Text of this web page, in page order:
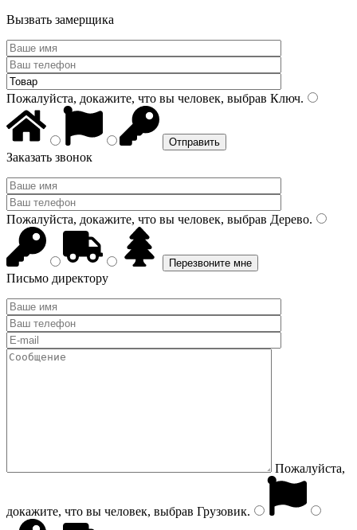
Вызвать замерщика
Пожалуйста, докажите, что вы человек, выбрав Ключ.
Заказать звонок
Пожалуйста, докажите, что вы человек, выбрав Дерево.
Письмо директору
Пожалуйста,
докажите, что вы человек, выбрав Грузовик.